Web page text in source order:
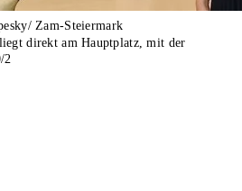
Zam-Steiermark
direkt am Hauptplatz, mit der
2